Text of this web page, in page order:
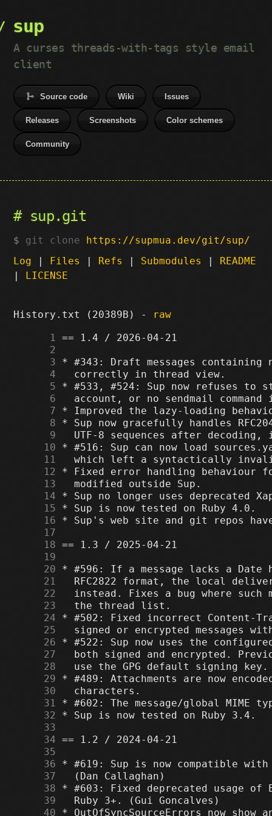
sup
A curses threads-with-tags style email
client
Source code Wiki Issues
Releases Screenshots Color schemes
Community
sup.git
git clone https://supmua.dev/git/sup/
Log | Files | Refs | Submodules | README
| LICENSE
History.txt (20389B) - raw
      1
      2
      3
      4
      5
      6
      7
      8
      9
     10
     11
     12
     13
     14
     15
     16
     17
     18
     19
     20
     21
     22
     23
     24
     25
     26
     27
     28
     29
     30
     31
     32
     33
     34
     35
     36
     37
     38
     39
     40